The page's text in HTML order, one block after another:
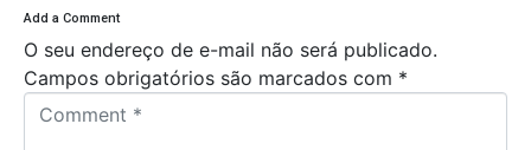
Add a Comment
O seu endereço de e-mail não será publicado.
Campos obrigatórios são marcados com *